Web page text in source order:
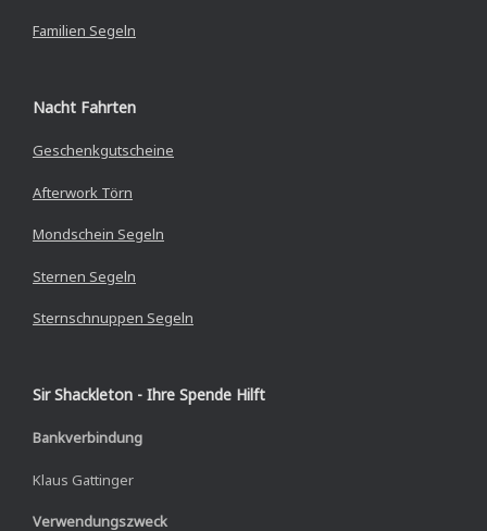
Familien Segeln
Nacht Fahrten
Geschenkgutscheine
Afterwork Törn
Mondschein Segeln
Sternen Segeln
Sternschnuppen Segeln
Sir Shackleton - Ihre Spende Hilft
Bankverbindung
Klaus Gattinger
Verwendungszweck